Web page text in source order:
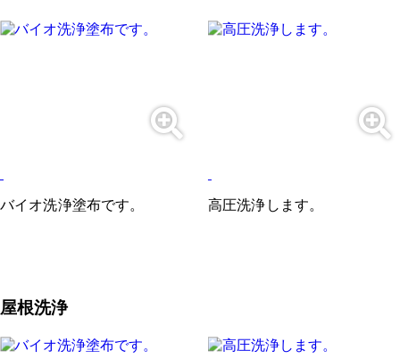
バイオ洗浄塗布です。 高圧洗浄します。
屋根洗浄